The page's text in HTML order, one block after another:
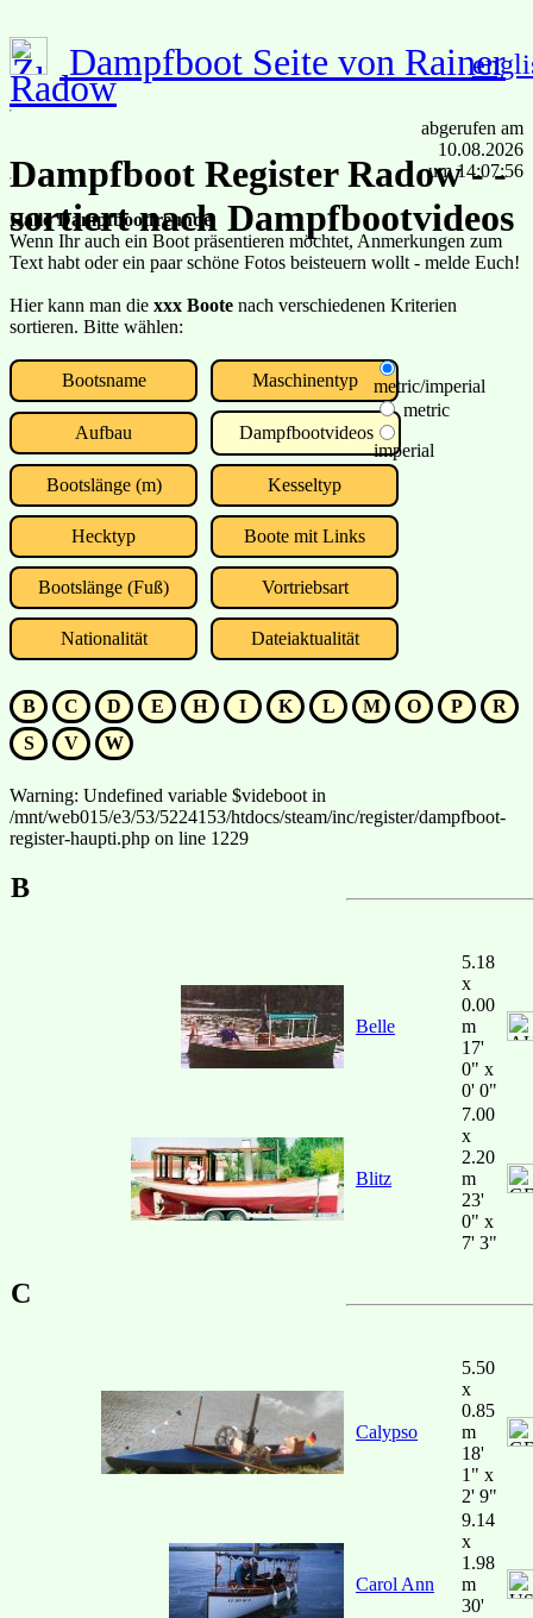
Dampfboot Seite von Rainer
Radow
Dampfboot Register Radow - -
sortiert nach Dampfbootvideos
abgerufen am
10.08.2026
um 14:07:56
Hallo Dampfbootfreunde
Wenn Ihr auch ein Boot präsentieren möchtet, Anmerkungen zum
Text habt oder ein paar schöne Fotos beisteuern wollt - melde Euch!
Hier kann man die xxx Boote nach verschiedenen Kriterien
sortieren. Bitte wählen:
Bootsname Maschinentyp
Aufbau Dampfbootvideos
Bootslänge (m) Kesseltyp
Hecktyp Boote mit Links
Bootslänge (Fuß) Vortriebsart
Nationalität Dateiaktualität
metric/imperial
metric
imperial
B C D E H I K L M O P
R
S
V W
Warning: Undefined variable $videboot in
/mnt/web015/e3/53/5224153/htdocs/steam/inc/register/dampfboot-
register-haupti.php on line 1229
B
Belle
5.18
x
0.00
m
17'
0" x
0' 0"
Blitz
7.00
x
2.20
m
23'
0" x
7' 3"
C
Calypso
5.50
x
0.85
m
18'
1" x
2' 9"
Carol Ann
9.14
x
1.98
m
30'